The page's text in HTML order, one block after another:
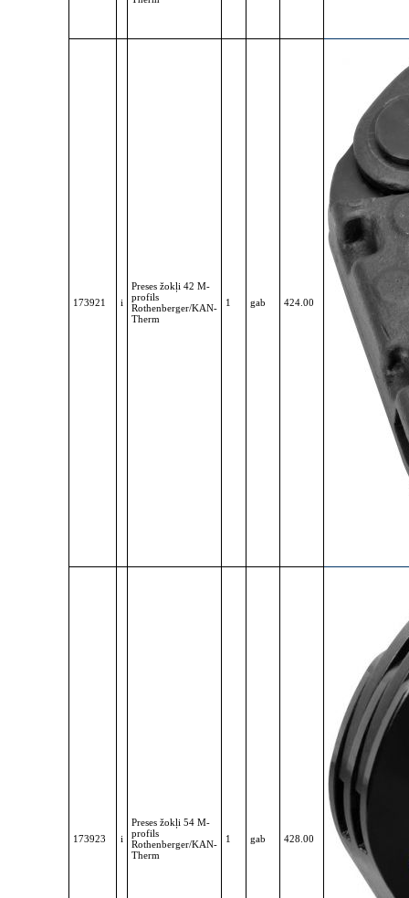
173921 i
Preses žokļi 42 M-
profils
Rothenberger/KAN-
Therm
1 gab 424.00
173923 i
Preses žokļi 54 M-
profils
Rothenberger/KAN-
Therm
1 gab 428.00